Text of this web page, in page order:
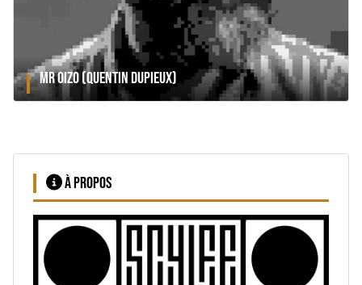
MR OIZO (QUENTIN DUPIEUX)
À PROPOS